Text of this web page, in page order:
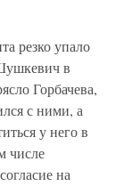
резко упало
в
Горбачева,
с ними, а
у него в
числе
на